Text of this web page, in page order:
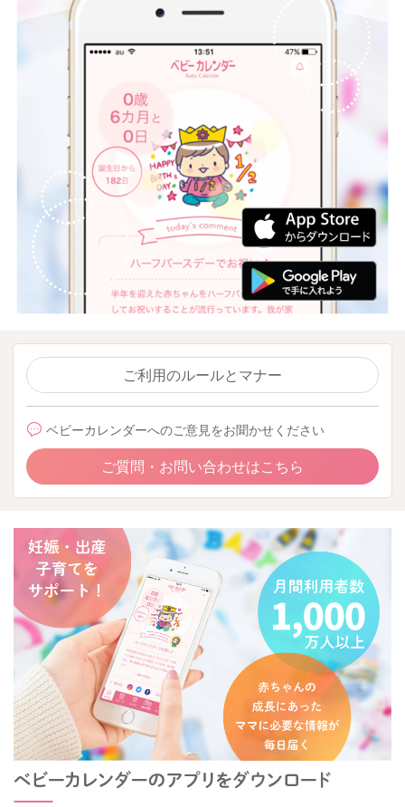
ご利用のルールとマナー
ベビーカレンダーへのご意見をお聞かせください
ご質問・お問い合わせはこちら